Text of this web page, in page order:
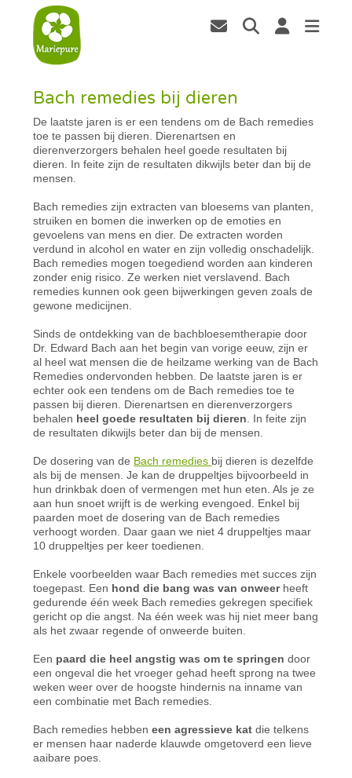
Bach remedies bij dieren
De laatste jaren is er een tendens om de Bach remedies
toe te passen bij dieren. Dierenartsen en
dierenverzorgers behalen heel goede resultaten bij
dieren. In feite zijn de resultaten dikwijls beter dan bij de
mensen.
Bach remedies zijn extracten van bloesems van planten,
struiken en bomen die inwerken op de emoties en
gevoelens van mens en dier. De extracten worden
verdund in alcohol en water en zijn volledig onschadelijk.
Bach remedies mogen toegediend worden aan kinderen
zonder enig risico. Ze werken niet verslavend. Bach
remedies kunnen ook geen bijwerkingen geven zoals de
gewone medicijnen.
Sinds de ontdekking van de bachbloesemtherapie door
Dr. Edward Bach aan het begin van vorige eeuw, zijn er
al heel wat mensen die de heilzame werking van de Bach
Remedies ondervonden hebben. De laatste jaren is er
echter ook een tendens om de Bach remedies toe te
passen bij dieren. Dierenartsen en dierenverzorgers
behalen heel goede resultaten bij dieren . In feite zijn
de resultaten dikwijls beter dan bij de mensen.
De dosering van de Bach remedies bij dieren is dezelfde
als bij de mensen. Je kan de druppeltjes bijvoorbeeld in
hun drinkbak doen of vermengen met hun eten. Als je ze
aan hun snoet wrijft is de werking evengoed. Enkel bij
paarden moet de dosering van de Bach remedies
verhoogt worden. Daar gaan we niet 4 druppeltjes maar
10 druppeltjes per keer toedienen.
Enkele voorbeelden waar Bach remedies met succes zijn
toegepast. Een hond die bang was van onweer heeft
gedurende één week Bach remedies gekregen specifiek
gericht op die angst. Na één week was hij niet meer bang
als het zwaar regende of onweerde buiten.
Een paard die heel angstig was om te springendoor
een ongeval die het vroeger gehad heeft sprong na twee
weken weer over de hoogste hindernis na inname van
een combinatie met Bach remedies.
Bach remedies hebbeneen agressieve katdie telkens
er mensen haar naderde klauwde omgetoverd een lieve
aaibare poes.